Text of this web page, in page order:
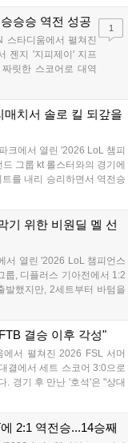
승승 역전 성공
스타디움에서 펼쳐진
젠지 '지피제이' 지프
릿한 스코어로 대역
세트, 전반전은 서로
1
매치서 솔로 킬 되갚을
크에서 열린 '2026 LoL 챔피
그룹 kt 롤스터와의 경기에
를 내리 승리하면서 역전승
4위 kt 롤스터를 1승 차이로
기 위한 비원딜 멜 선
서 열린 '2026 LoL 챔피언스
룹, 디플러스 기아전에서 1:2
발했지만, 2세트부터 바텀을
리 플랜을 막아내지 못했다.
결승 이후 각성"
서 펼쳐진 2026 FSL 서머
결에서 세트 스코어 3:0으로
. 경기 후 만난 '호석'은 "상대
이 있을 것 같았다"고 말하
2:1 역전승...14승째